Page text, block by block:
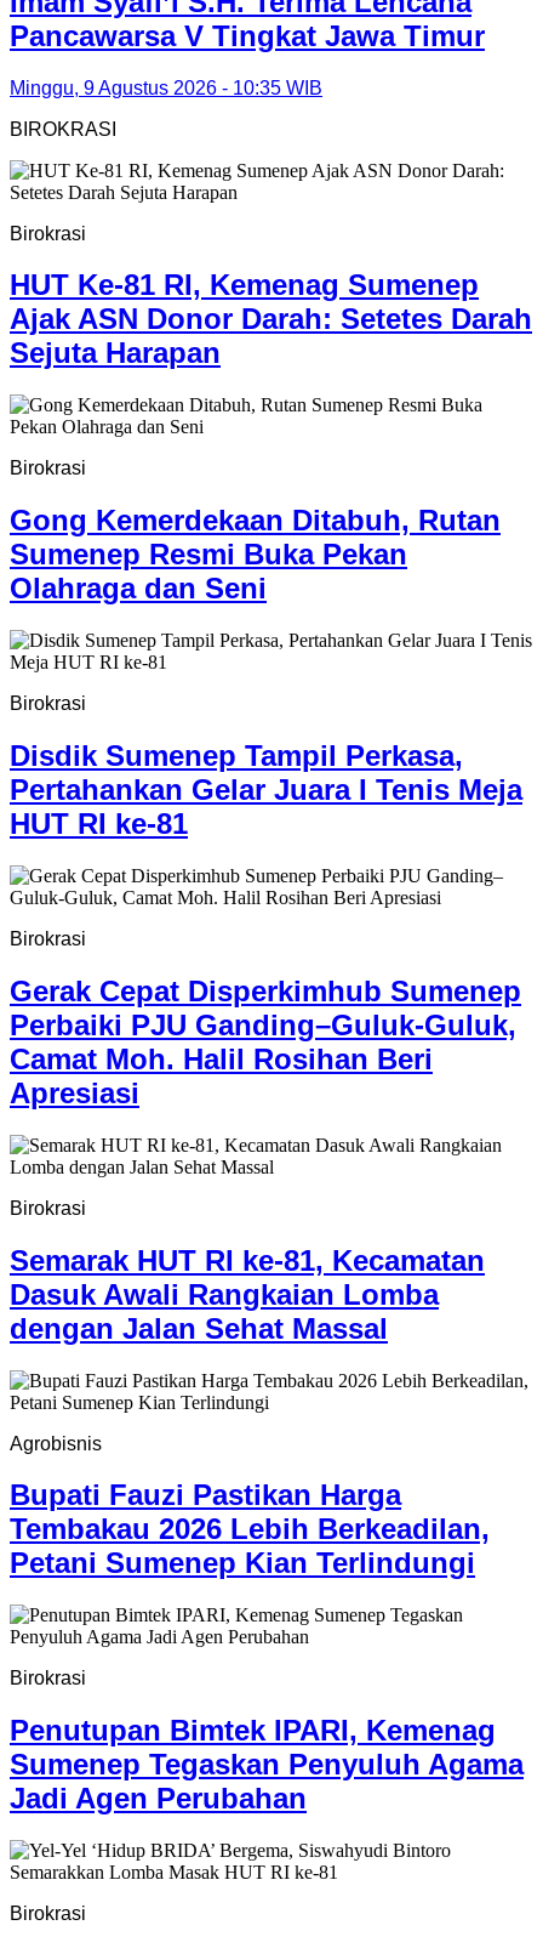
Pancawarsa V Tingkat Jawa Timur
Minggu, 9 Agustus 2026 - 10:35 WIB
BIROKRASI
Birokrasi
HUT Ke-81 RI, Kemenag Sumenep
Ajak ASN Donor Darah: Setetes Darah
Sejuta Harapan
Birokrasi
Gong Kemerdekaan Ditabuh, Rutan
Sumenep Resmi Buka Pekan
Olahraga dan Seni
Birokrasi
Disdik Sumenep Tampil Perkasa,
Pertahankan Gelar Juara I Tenis Meja
HUT RI ke-81
Birokrasi
Gerak Cepat Disperkimhub Sumenep
Perbaiki PJU Ganding–Guluk-Guluk,
Camat Moh. Halil Rosihan Beri
Apresiasi
Birokrasi
Semarak HUT RI ke-81, Kecamatan
Dasuk Awali Rangkaian Lomba
dengan Jalan Sehat Massal
Agrobisnis
Bupati Fauzi Pastikan Harga
Tembakau 2026 Lebih Berkeadilan,
Petani Sumenep Kian Terlindungi
Birokrasi
Penutupan Bimtek IPARI, Kemenag
Sumenep Tegaskan Penyuluh Agama
Jadi Agen Perubahan
Birokrasi